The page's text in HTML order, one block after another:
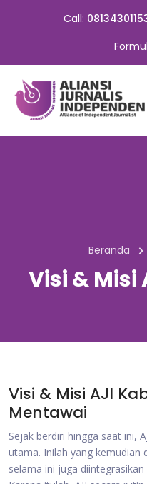
Call:
Beranda
Visi & Misi
Visi & Misi AJI
Mentawai
Sejak berdiri hingga saat ini,
utama. Inilah yang
selama ini juga